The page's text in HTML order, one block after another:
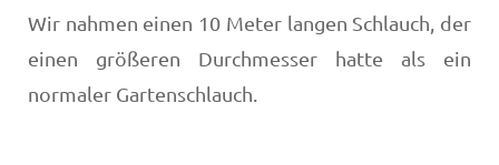
Wir nahmen einen 10 Meter langen Schlauch, der
einen größeren Durchmesser hatte als ein
normaler Gartenschlauch.